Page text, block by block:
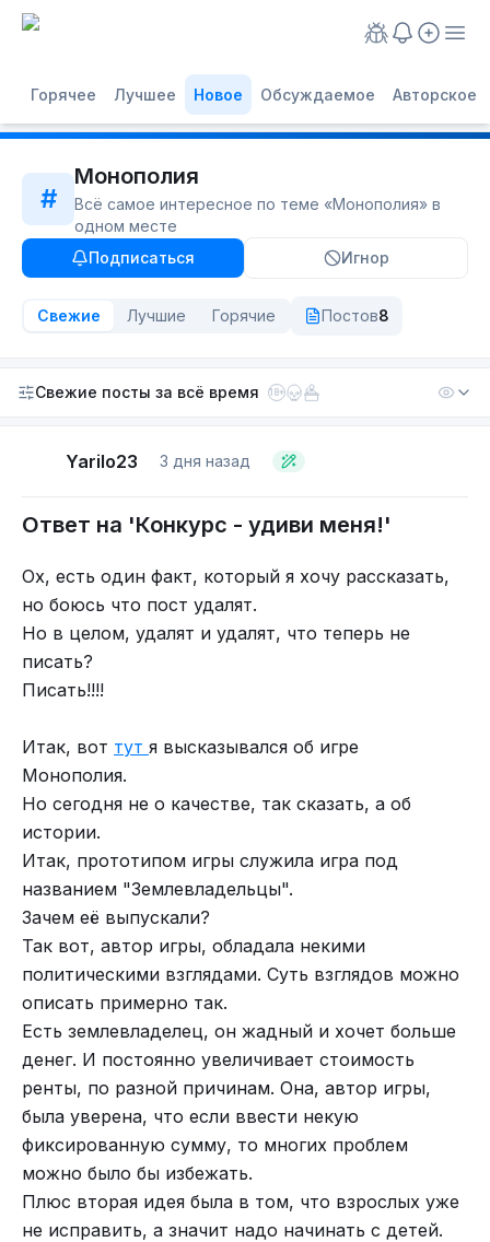
Горячее Лучшее Новое Обсуждаемое Авторское
#
Монополия
Всё самое интересное по теме «Монополия» в
одном месте
Подписаться
Игнор
Свежие Лучшие Горячие Постов8
Свежие посты за всё время 18+
Yarilo23 3 дня назад
Ответ на 'Конкурс - удиви меня!'
Ох, есть один факт, который я хочу рассказать,
но боюсь что пост удалят.
Но в целом, удалят и удалят, что теперь не
писать?
Писать!!!!
Итак, вот тут я высказывался об игре
Монополия.
Но сегодня не о качестве, так сказать, а об
истории.
Итак, прототипом игры служила игра под
названием "Землевладельцы".
Зачем её выпускали?
Так вот, автор игры, обладала некими
политическими взглядами. Суть взглядов можно
описать примерно так.
Есть землевладелец, он жадный и хочет больше
денег. И постоянно увеличивает стоимость
ренты, по разной причинам. Она, автор игры,
была уверена, что если ввести некую
фиксированную сумму, то многих проблем
можно было бы избежать.
Плюс вторая идея была в том, что взрослых уже
не исправить, а значит надо начинать с детей.